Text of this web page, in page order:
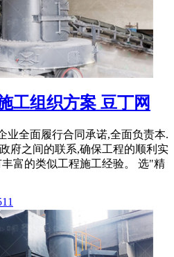
工组织方案 豆丁网
业全面履行合同承诺,全面负责本.
府之间的联系,确保工程的顺利实
富的类似工程施工经验。 选"精